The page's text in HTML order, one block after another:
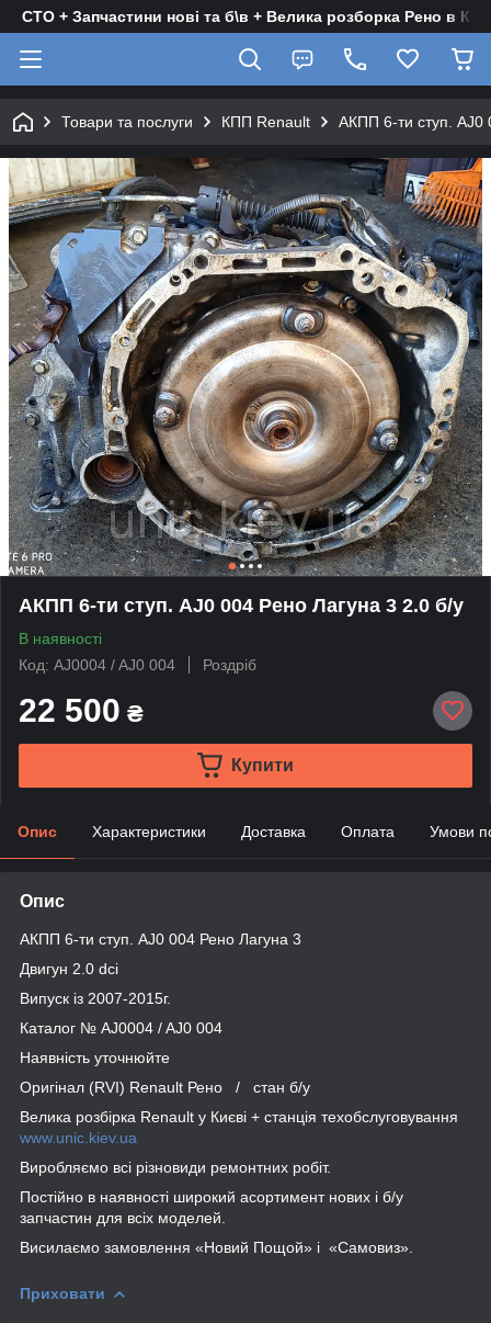
СТО + Запчастини нові та б\в + Велика розборка Рено в
Товари та послуги КПП Renault АКПП 6-ти ступ. AJ0
АКПП 6-ти ступ. AJ0 004 Рено Лагуна 3 2.0 б/у
В наявності
Код: AJ0004 / AJ0 004
Роздріб
22 500 ₴
Купити
Опис Характеристики Доставка Оплата Умови
Опис
АКПП 6-ти ступ. AJ0 004 Рено Лагуна 3
Двигун 2.0 dсi
Випуск із 2007-2015г.
Каталог № AJ0004 / AJ0 004
Наявність уточнюйте
Оригінал (RVI) Renault Рено / стан б/у
Велика розбірка Renault у Києві + станція техобслуговування
www.unic.kiev.ua
Виробляємо всі різновиди ремонтних робіт.
Постійно в наявності широкий асортимент нових і б/у
запчастин для всіх моделей.
Висилаємо замовлення «Новий Пощой» і «Самовиз».
Приховати